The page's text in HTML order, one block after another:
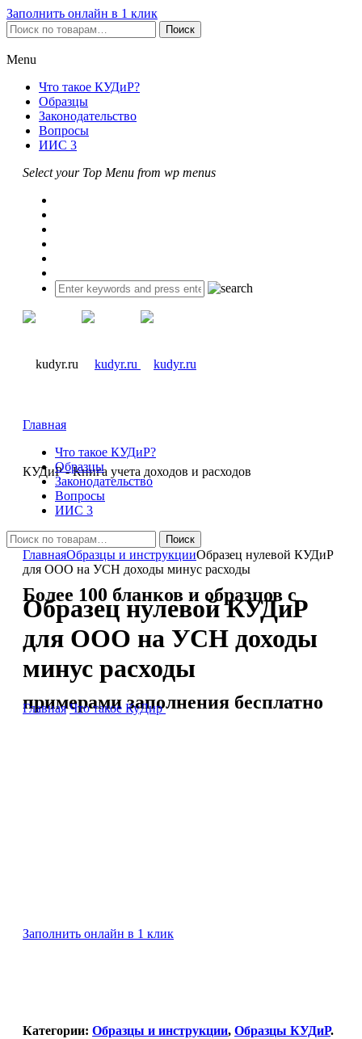
Заполнить онлайн в 1 клик
Искать:
Поиск
Menu
Что такое КУДиР?
Образцы
Законодательство
Вопросы
ИИС 3
Select your Top Menu from wp menus
КУДиР- Книга учета доходов и расходов
Более 100 бланков и образцов с
примерами заполнения бесплатно
Заполнить онлайн в 1 клик
Главная
Что такое КУДиР?
Образцы
Законодательство
Вопросы
ИИС 3
Искать:
Поиск
ГлавнаяОбразцы и инструкцииОбразец нулевой КУДиР
для ООО на УСН доходы минус расходы
Образец нулевой КУДиР
для ООО на УСН доходы
минус расходы
Главная Что такое КуДир
Категории: Образцы и инструкции, Образцы КУДиР.